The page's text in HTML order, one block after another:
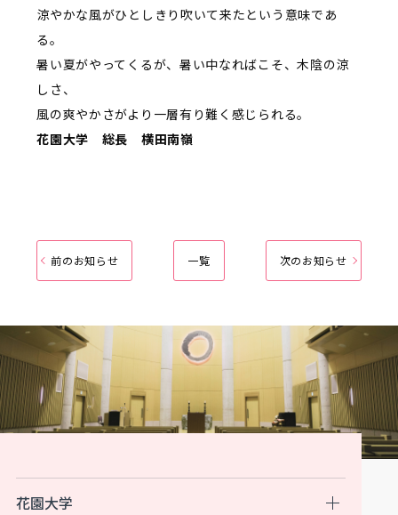
涼やかな風がひとしきり吹いて来たという意味であ
る。
暑い夏がやってくるが、暑い中なればこそ、木陰の涼
しさ、
風の爽やかさがより一層有り難く感じられる。
花園大学 総長 横田南嶺
前のお知らせ 一覧 次のお知らせ
花園大学